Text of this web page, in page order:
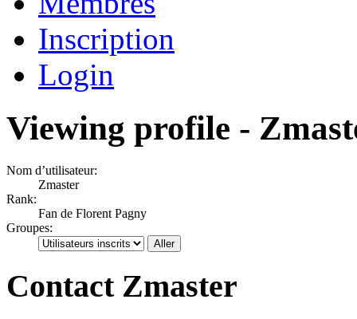
Inscription
Login
Viewing profile -
Nom d’utilisateur:
Zmaster
Rank:
Fan de Florent Pagny
Groupes:
Contact Zmaster